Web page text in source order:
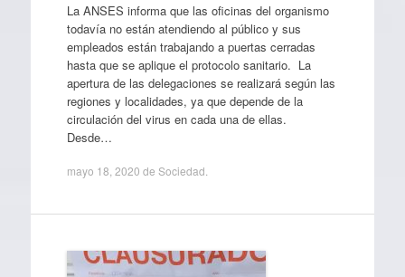
La ANSES informa que las oficinas del organismo
todavía no están atendiendo al público y sus
empleados están trabajando a puertas cerradas
hasta que se aplique el protocolo sanitario. La
apertura de las delegaciones se realizará según las
regiones y localidades, ya que depende de la
circulación del virus en cada una de ellas.
Desde…
mayo 18, 2020 de Sociedad